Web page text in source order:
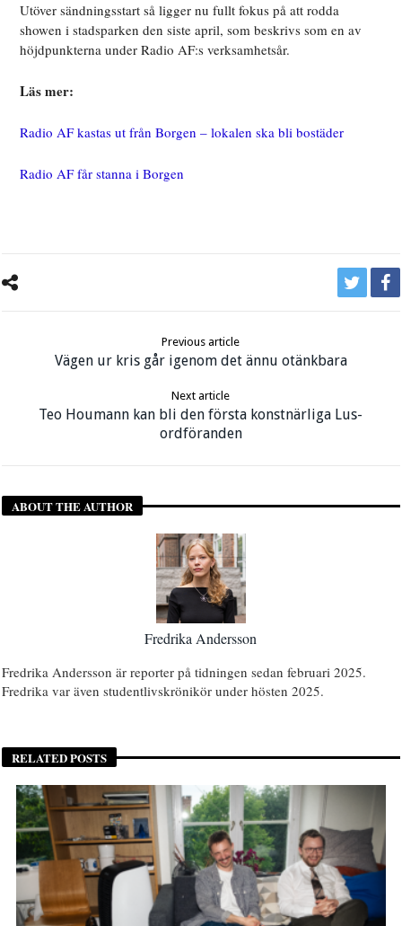
Utöver sändningsstart så ligger nu fullt fokus på att rodda
showen i stadsparken den siste april, som beskrivs som en av
höjdpunkterna under Radio AF:s verksamhetsår.
Läs mer:
Radio AF kastas ut från Borgen – lokalen ska bli bostäder
Radio AF får stanna i Borgen
Previous article
Vägen ur kris går igenom det ännu otänkbara
Next article
Teo Houmann kan bli den första konstnärliga Lus-
ordföranden
ABOUT THE AUTHOR
Fredrika Andersson
Fredrika Andersson är reporter på tidningen sedan februari 2025.
Fredrika var även studentlivskrönikör under hösten 2025.
RELATED POSTS